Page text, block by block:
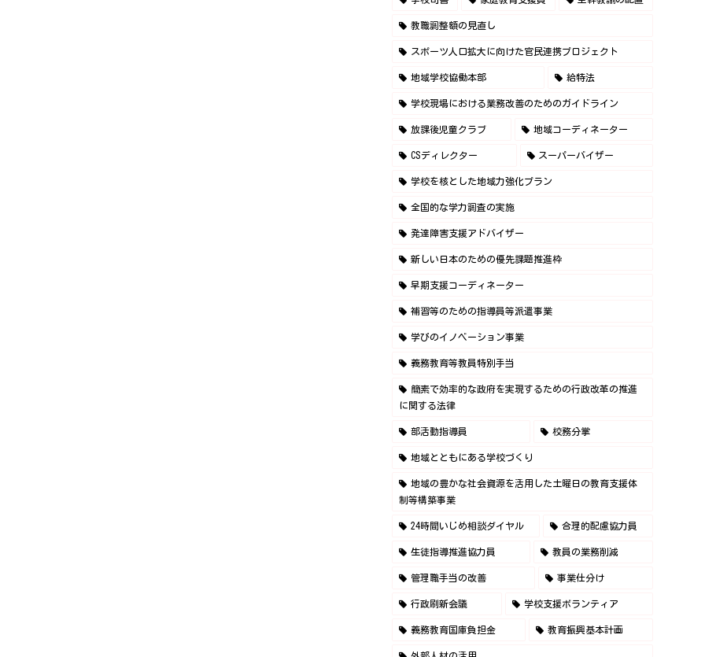
教職調整額の見直し
スポーツ人口拡大に向けた官民連携プロジェクト
地域学校協働本部 給特法
学校現場における業務改善のためのガイドライン
放課後児童クラブ 地域コーディネーター
CSディレクター スーパーバイザー
学校を核とした地域力強化プラン
全国的な学力調査の実施
発達障害支援アドバイザー
新しい日本のための優先課題推進枠
早期支援コーディネーター
補習等のための指導員等派遣事業
学びのイノベーション事業
義務教育等教員特別手当
簡素で効率的な政府を実現するための行政改革の推進
に関する法律
部活動指導員 校務分掌
地域とともにある学校づくり
地域の豊かな社会資源を活用した土曜日の教育支援体
制等構築事業
24時間いじめ相談ダイヤル 合理的配慮協力員
生徒指導推進協力員 教員の業務削減
管理職手当の改善 事業仕分け
行政刷新会議 学校支援ボランティア
義務教育国庫負担金 教育振興基本計画
外部人材の活用